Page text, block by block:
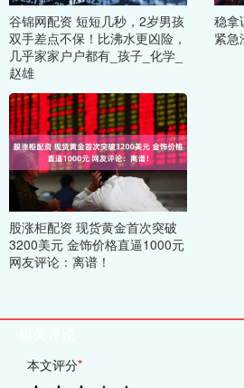
谷锦网配资 短短几秒，2岁男孩
双手差点不保！比沸水更凶险，
几乎家家户户都有_孩子_化学_
赵雄
稳拿
紧急
股涨柜配资 现货黄金首次突破
3200美元 金饰价格直逼1000元
网友评论：离谱！
本文评分*